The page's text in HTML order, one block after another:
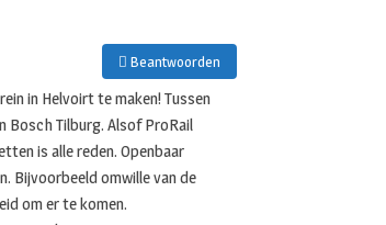
Beantwoorden
in Helvoirt te maken! Tussen
Bosch Tilburg. Alsof ProRail
is alle reden. Openbaar
Bijvoorbeeld omwille van de
om er te komen.